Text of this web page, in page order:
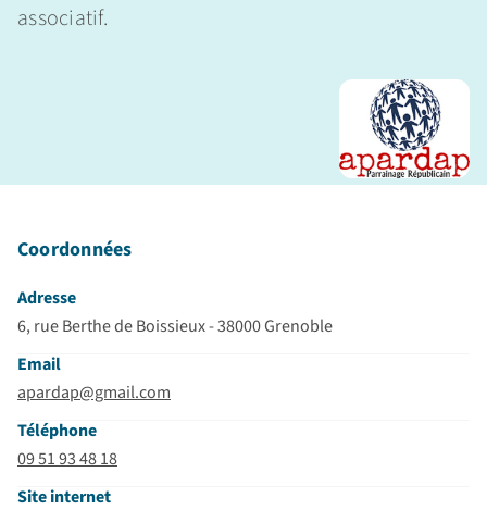
associatif.
Coordonnées
Adresse
6, rue Berthe de Boissieux - 38000 Grenoble
Email
apardap@gmail.com
Téléphone
09 51 93 48 18
Site internet